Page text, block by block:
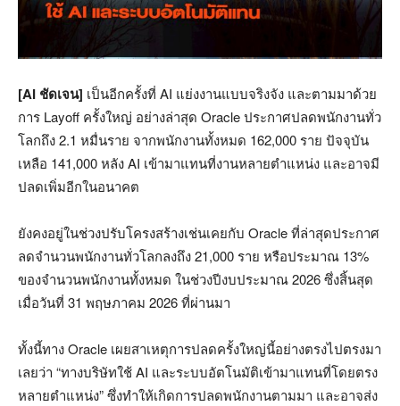
[AI ชัดเจน] เป็นอีกครั้งที่ AI แย่งงานแบบจริงจัง และตามมาด้วย
การ Layoff ครั้งใหญ่ อย่างล่าสุด Oracle ประกาศปลดพนักงานทั่ว
โลกถึง 2.1 หมื่นราย จากพนักงานทั้งหมด 162,000 ราย ปัจจุบัน
เหลือ 141,000 หลัง AI เข้ามาแทนที่งานหลายตำแหน่ง และอาจมี
ปลดเพิ่มอีกในอนาคต
ยังคงอยู่ในช่วงปรับโครงสร้างเช่นเคยกับ Oracle ที่ล่าสุดประกาศ
ลดจำนวนพนักงานทั่วโลกลงถึง 21,000 ราย หรือประมาณ 13%
ของจำนวนพนักงานทั้งหมด ในช่วงปีงบประมาณ 2026 ซึ่งสิ้นสุด
เมื่อวันที่ 31 พฤษภาคม 2026 ที่ผ่านมา
ทั้งนี้ทาง Oracle เผยสาเหตุการปลดครั้งใหญ่นี้อย่างตรงไปตรงมา
เลยว่า “ทางบริษัทใช้ AI และระบบอัตโนมัติเข้ามาแทนที่โดยตรง
หลายตำแหน่ง” ซึ่งทำให้เกิดการปลดพนักงานตามมา และอาจส่ง